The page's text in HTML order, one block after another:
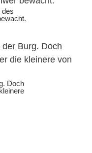
des
Doch